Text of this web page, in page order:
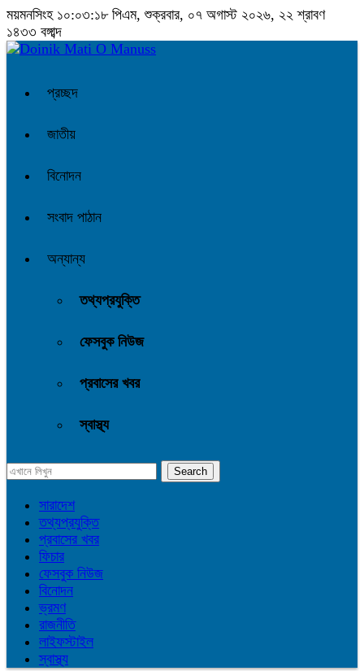
ময়মনসিংহ ১০:০৩:১৯ পিএম, শুক্রবার, ০৭ অগাস্ট ২০২৬, ২২ শ্রাবণ
১৪৩৩ বঙ্গাব্দ
প্রচ্ছদ
জাতীয়
বিনোদন
সংবাদ পাঠান
অন্যান্য
তথ্যপ্রযুক্তি
ফেসবুক নিউজ
প্রবাসের খবর
স্বাস্থ্য
সারাদেশ
তথ্যপ্রযুক্তি
প্রবাসের খবর
ফিচার
ফেসবুক নিউজ
বিনোদন
ভ্রমণ
রাজনীতি
লাইফস্টাইল
স্বাস্থ্য